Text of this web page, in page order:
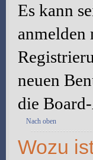
Es kann
neuen
die
Nach oben
Wozu